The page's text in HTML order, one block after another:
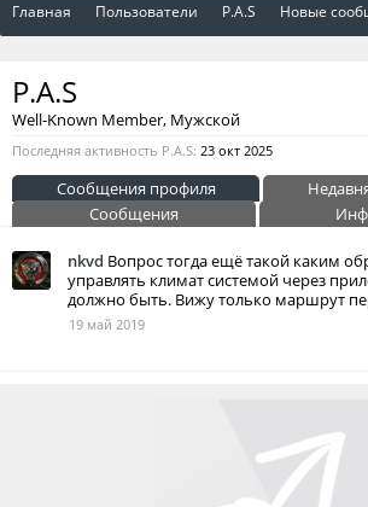
Главная Пользователи P.A.S Новые
P.A.S
Well-Known Member, Мужской
Последняя активность P.A.S: 23 окт 2025
Сообщения профиля
Сообщения
nkvd Вопрос тогда ещё такой каким
управлять климат системой через
должно быть. Вижу только маршрут
19 май 2019